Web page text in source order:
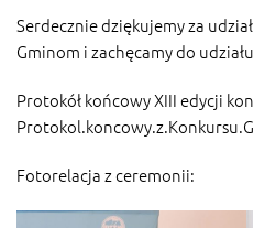
Serdecznie dziękujemy za
Gminom i zachęcamy do
Protokół końcowy XIII edycji
Fotorelacja z ceremonii: